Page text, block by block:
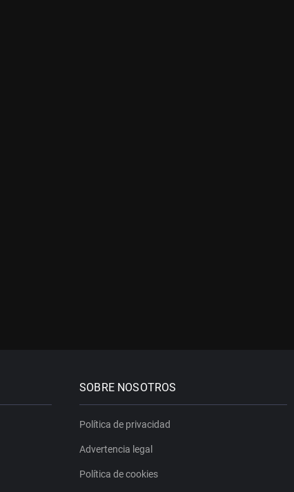
SOBRE NOSOTROS
Política de privacidad
Advertencia legal
Política de cookies